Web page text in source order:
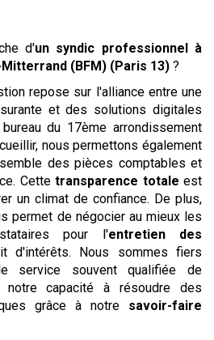
d'un syndic professionnel à
(BFM) (Paris 13) ?
repose sur l'alliance entre une
et des solutions digitales
du 17ème arrondissement
nous permettons également
des pièces comptables et
Cettetransparence totale est
un climat de confiance. De plus,
permet de négocier au mieux les
pour l'entretien des
d'intérêts. Nous sommes fiers
service souvent qualifiée de
notre capacité à résoudre des
grâce à notre savoir-faire